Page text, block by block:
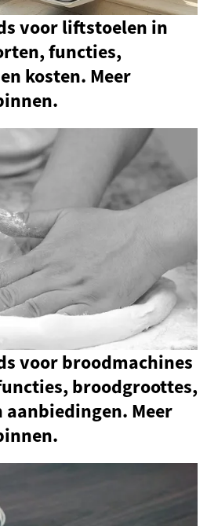
voor liftstoelen in
functies,
kosten. Meer
voor broodmachines
broodgroottes,
Meer